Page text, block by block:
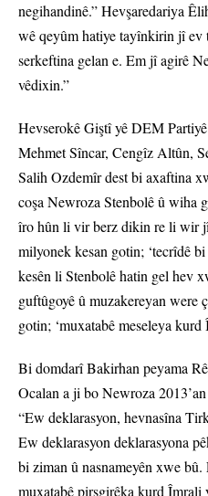
negihandinê.” Hevşaredariya
wê qeyûm hatiye tayînkirin jî ev
serkeftina gelan e. Em jî agirê
vêdixin.”
Hevserokê Giştî yê DEM
Mehmet Sîncar, Cengîz Altûn,
Salih Ozdemîr dest bi axaftina
coşa Newroza Stenbolê û wiha
îro hûn li vir berz dikin re li wir
milyonek kesan gotin; ‘tecrîdê
kesên li Stenbolê hatin gel hev
guftûgoyê û muzakereyan were
gotin; ‘muxatabê meseleya kurd
Bi domdarî Bakirhan peyama
Ocalan a ji bo Newroza
“Ew deklarasyon, hevnasîna
Ew deklarasyon deklarasyona
bi ziman û nasnameyên xwe
muxatabê pirsgirêka kurd Îmrali